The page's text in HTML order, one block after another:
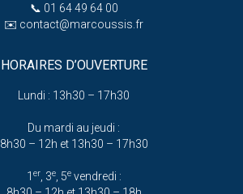
📞 01 64 49 64 00
✉️ contact@marcoussis.fr
HORAIRES D’OUVERTURE
Lundi : 13h30 – 17h30
Du mardi au jeudi :
8h30 – 12h et 13h30 – 17h30
1 er, 3e, 5evendredi :